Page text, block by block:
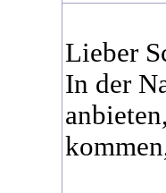
Lieber
In der